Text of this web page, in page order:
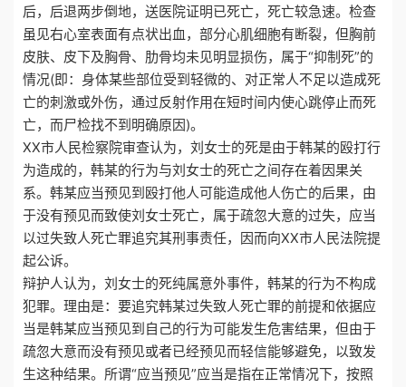
后，后退两步倒地，送医院证明已死亡，死亡较急速。检查
虽见右心室表面有点状出血，部分心肌细胞有断裂，但胸前
皮肤、皮下及胸骨、肋骨均未见明显损伤，属于“抑制死”的
情况(即：身体某些部位受到轻微的、对正常人不足以造成死
亡的刺激或外伤，通过反射作用在短时间内使心跳停止而死
亡，而尸检找不到明确原因)。
XX市人民检察院审查认为，刘女士的死是由于韩某的殴打行
为造成的，韩某的行为与刘女士的死亡之间存在着因果关
系。韩某应当预见到殴打他人可能造成他人伤亡的后果，由
于没有预见而致使刘女士死亡，属于疏忽大意的过失，应当
以过失致人死亡罪追究其刑事责任，因而向XX市人民法院提
起公诉。
辩护人认为，刘女士的死纯属意外事件，韩某的行为不构成
犯罪。理由是：要追究韩某过失致人死亡罪的前提和依据应
当是韩某应当预见到自己的行为可能发生危害结果，但由于
疏忽大意而没有预见或者已经预见而轻信能够避免，以致发
生这种结果。所谓“应当预见”应当是指在正常情况下，按照